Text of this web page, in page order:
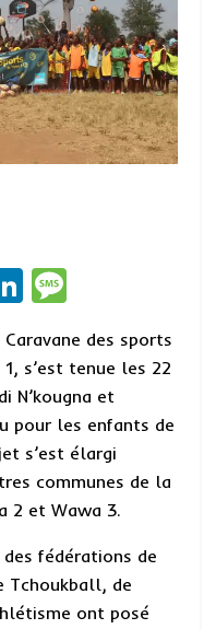
Li
ke
dI
n
s
a
g
e
des sports
s’est tenue les 22
N’kougna et
pour les enfants de
s’est élargi
communes de la
2 et Wawa 3.
fédérations de
Tchoukball, de
ont posé